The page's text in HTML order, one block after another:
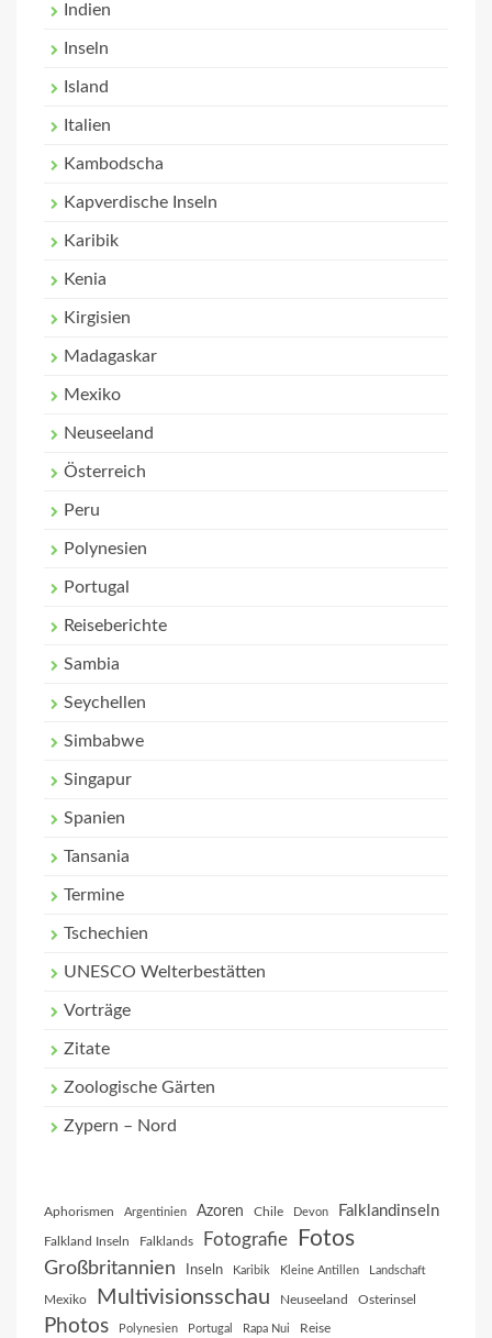
Indien
Inseln
Island
Italien
Kambodscha
Kapverdische Inseln
Karibik
Kenia
Kirgisien
Madagaskar
Mexiko
Neuseeland
Österreich
Peru
Polynesien
Portugal
Reiseberichte
Sambia
Seychellen
Simbabwe
Singapur
Spanien
Tansania
Termine
Tschechien
UNESCO Welterbestätten
Vorträge
Zitate
Zoologische Gärten
Zypern – Nord
Aphorismen Argentinien Azoren Chile Devon Falklandinseln
Falkland Inseln Falklands Fotografie Fotos
Großbritannien Inseln Karibik Kleine Antillen Landschaft
Mexiko Multivisionsschau Neuseeland Osterinsel
Photos Polynesien Portugal Rapa Nui Reise